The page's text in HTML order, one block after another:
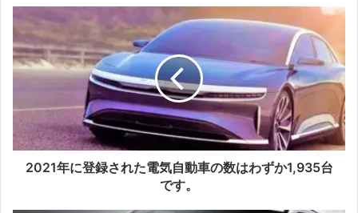
2021年に登録された電気自動車の数はわずか1,935台
です。